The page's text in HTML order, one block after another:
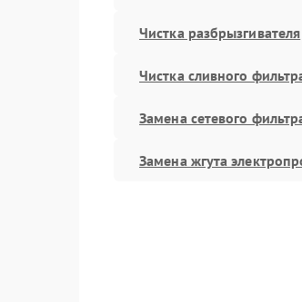
Чистка разбрызгивателя
Чистка сливного
Замена сетевого
Замена жгута